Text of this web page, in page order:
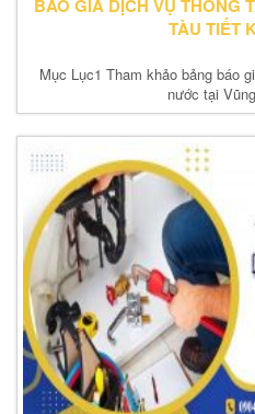
BÁO GIÁ DỊCH VỤ THÔNG
TÀU TIẾT
Mục Lục1 Tham khảo bảng báo
nước tại